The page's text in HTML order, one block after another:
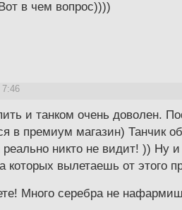
в чем вопрос))))
7:46
и танком очень доволен.
в премиум магазин) Танчик
никто не видит! )) Ну
которых вылетаешь от этого
Много серебра не